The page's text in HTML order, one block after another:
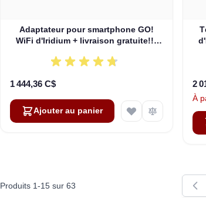
Adaptateur pour smartphone GO!
WiFi d'Iridium + livraison gratuite!!!
1 444,36 C$
Ajouter au panier
2
À
Produits 1-15 sur 63